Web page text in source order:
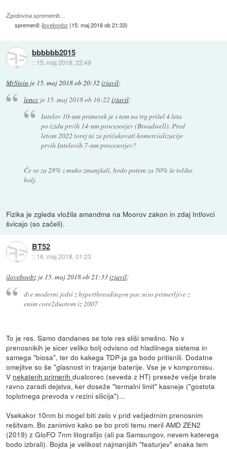
Zgodovina sprememb…
spremenil:iloveboobz (15. maj 2018 ob 21:33)
bbbbbb2015
:: 15. maj 2018, 22:49
MrStein je 15. maj 2018 ob 20:32 izjavil:
lenccje 15. maj 2018 ob 16:22 izjavil:
Intelov 10-nm primerek je s tem na trg prišel 4 leta
po izidu prvih 14-nm procesorjev (Broadwell). Pred
letom 2022 torej ni za pričakovati komercializacije
prvih Intelovih 7-nm procesorjev?
Če so za 28% z muko zmanjšali, bodo potem za 50% še toliko
bolj.
Fizika je zgleda vložila amandma na Moorov zakon in zdaj Intlovci
švicajo (so začeli).
BT52
:: 16. maj 2018, 01:23
iloveboobz je 15. maj 2018 ob 21:33izjavil:
dve moderni jedri z hyperthreadingon pac niso primerljive z
enim core2duotom iz 2007
To je res. Samo dandanes se tole res sliši smešno. No v
prenosnikih je sicer veliko bolj odvisno od hladilnega sistema in
samega "biosa", ter do kakega TDP-ja ga bodo pritisnili. Dodatne
omejitve so še "glasnost in trajanje baterije. Vse je v kompromisu.
V nekaterih primerihdualcorec (seveda z HT) preseže večje brate
ravno zaradi dejstva, ker doseže "termalni limit" kasneje ("gostota
toplotnega prevoda v rezini silicija")...
Vsekakor 10nm bi mogel biti zelo v prid večjedrnim prenosnim
rešitvam. Bo zanimivo kako se bo proti temu meril AMD ZEN2
(2019) z GloFO 7nm litografijo (ali pa Samsungov, nevem katerega
bodo izbrali). Bojda je velikost najmanjših "featurjev" enaka tem